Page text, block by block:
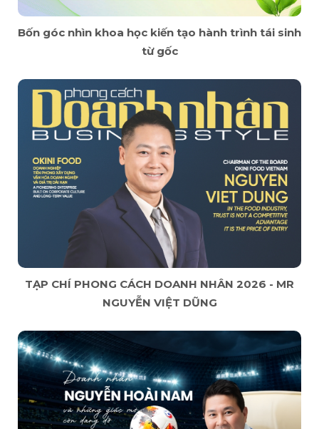
Bốn góc nhìn khoa học kiến tạo hành trình tái sinh
từ gốc
TẠP CHÍ PHONG CÁCH DOANH NHÂN 2026 - MR
NGUYỄN VIỆT DŨNG